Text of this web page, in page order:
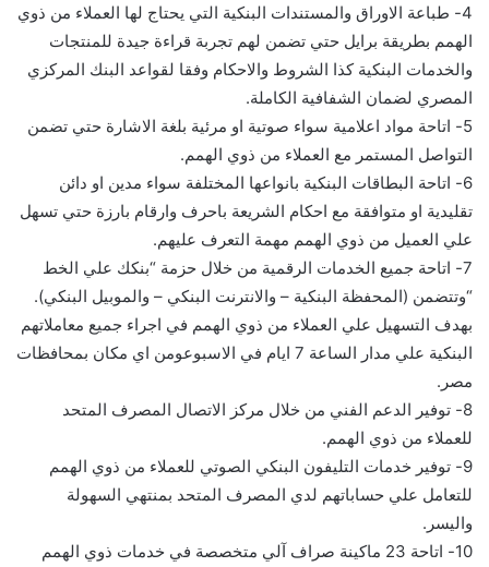
4-
طباعة الاوراق والمستندات البنكية التي يحتاج لها العملاء من ذوي
الهمم بطريقة برايل حتي تضمن لهم تجربة قراءة جيدة للمنتجات
والخدمات البنكية كذا الشروط والاحكام وفقا لقواعد البنك المركزي
المصري لضمان الشفافية الكاملة.
5-
اتاحة مواد اعلامية سواء صوتية او مرئية بلغة الاشارة حتي تضمن
التواصل المستمر مع العملاء من ذوي الهمم.
6-
اتاحة البطاقات البنكية بانواعها المختلفة سواء مدين او دائن
تقليدية او متوافقة مع احكام الشريعة باحرف وارقام بارزة حتي تسهل
علي العميل من ذوي الهمم مهمة التعرف عليهم.
7-
اتاحة جميع الخدمات الرقمية من خلال حزمة “بنكك علي الخط
“وتتضمن (المحفظة البنكية – والانترنت البنكي – والموبيل البنكي).
بهدف التسهيل علي العملاء من ذوي الهمم في اجراء جميع معاملاتهم
البنكية علي مدار الساعة 7 ايام في الاسبوع
ومن اي مكان بمحافظات
مصر .
8-
توفير الدعم الفني من خلال مركز الاتصال المصرف المتحد
للعملاء من ذوي الهمم.
9-
توفير خدمات التليفون البنكي الصوتي للعملاء من ذوي الهمم
للتعامل علي حساباتهم لدي المصرف المتحد بمنتهي السهولة
واليسر.
10-
اتاحة 23 ماكينة صراف
آلي متخصصة في خدمات ذوي الهمم